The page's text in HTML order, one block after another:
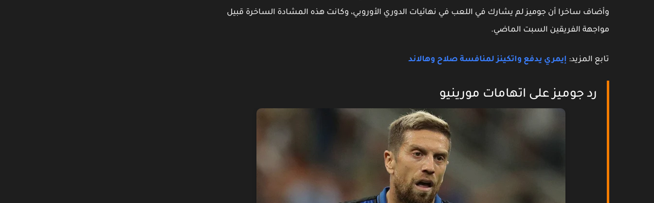
وأضاف ساخرا أن جوميز لم يشارك في اللعب في نهائيات الدوري الأوروبي، وكانت هذه المشادة الساخرة قبيل
مواجهة الفريقين السبت الماضي.
تابع المزيد: إيمري يدفع واتكينز لمنافسة صلاح وهالاند
رد جوميز على اتهامات مورينيو